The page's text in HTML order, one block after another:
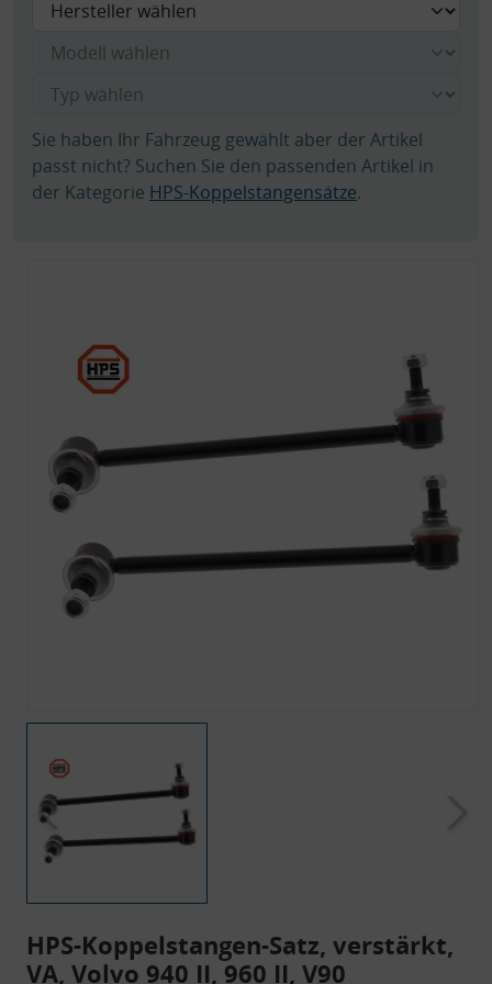
Sie haben Ihr Fahrzeug gewählt aber der Artikel
passt nicht? Suchen Sie den passenden Artikel in
der Kategorie HPS-Koppelstangensätze.
HPS-Koppelstangen-Satz, verstärkt,
VA, Volvo 940 II, 960 II, V90